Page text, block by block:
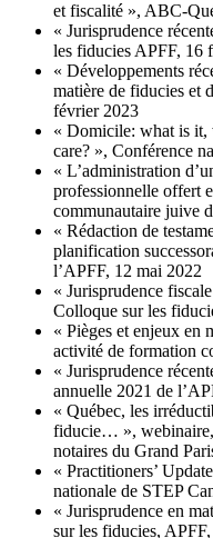
et fiscalité », ABC-
« Jurisprudence
les fiducies APFF, 16
« Développements
matière de fiducies et
février 2023
« Domicile: what is
care? », Conférence
« L’administration
professionnelle offert
communautaire juive
« Rédaction de
planification
l’APFF, 12 mai 2022
« Jurisprudence
Colloque sur les
« Pièges et enjeux en
activité de formation
« Jurisprudence
annuelle 2021 de
« Québec, les
fiducie… », webinaire,
notaires du Grand
« Practitioners’
nationale de STEP
« Jurisprudence en
sur les fiducies,